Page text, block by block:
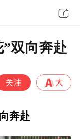
双向奔赴
奔赴